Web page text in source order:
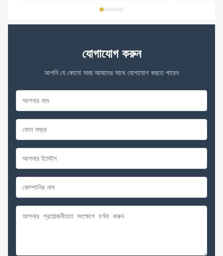
যোগাযোগ করুন
আপনি যে কোনো সময় আমাদের সাথে যোগাযোগ করতে পারেন